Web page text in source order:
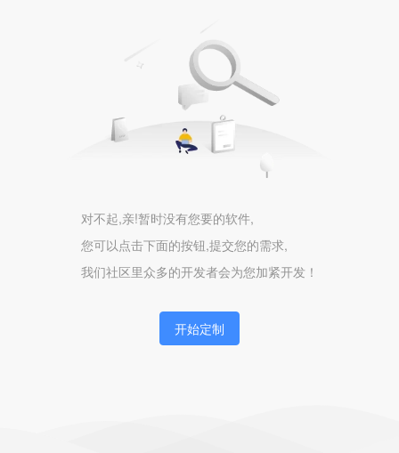
对不起,亲!暂时没有您要的软件,
您可以点击下面的按钮,提交您的需求,
我们社区里众多的开发者会为您加紧开发！
开始定制